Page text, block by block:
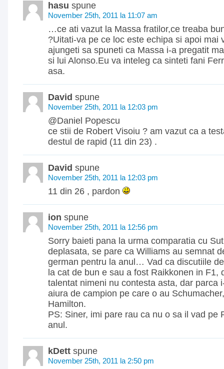
hasu spune
November 25th, 2011 la 11:07 am
…ce ati vazut la Massa fratilor,ce treaba
?Uitati-va pe ce loc este echipa si apoi mai
ajungeti sa spuneti ca Massa i-a pregatit
si lui Alonso.Eu va inteleg ca sinteti fani
asa.
David spune
November 25th, 2011 la 12:03 pm
@Daniel Popescu
ce stii de Robert Visoiu ? am vazut ca a
destul de rapid (11 din 23) .
David spune
November 25th, 2011 la 12:03 pm
11 din 26 , pardon
ion spune
November 25th, 2011 la 12:56 pm
Sorry baieti pana la urma comparatia cu
deplasata, se pare ca Williams au semnat
german pentru la anul… Vad ca discutiile
la cat de bun e sau a fost Raikkonen in F1,
talentat nimeni nu contesta asta, dar parca
aiura de campion pe care o au
Hamilton.
PS: Siner, imi pare rau ca nu o sa il vad pe
anul.
kDett spune
November 25th, 2011 la 2:50 pm